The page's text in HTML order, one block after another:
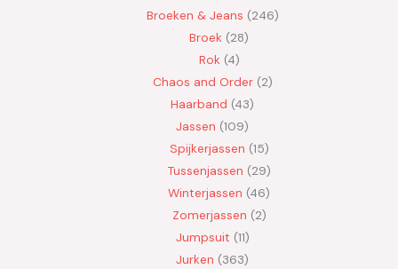
Broeken & Jeans 246
Broek 28
Rok 4
Chaos and Order 2
Haarband 43
Jassen 109
Spijkerjassen 15
Tussenjassen 29
Winterjassen 46
Zomerjassen 2
Jumpsuit 11
Jurken 363